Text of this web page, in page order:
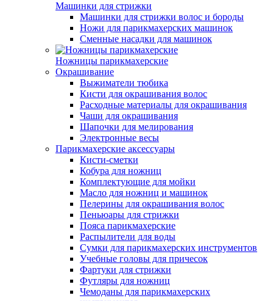
Машинки для стрижки
Машинки для стрижки волос и бороды
Ножи для парикмахерских машинок
Сменные насадки для машинок
Ножницы парикмахерские
Окрашивание
Выжиматели тюбика
Кисти для окрашивания волос
Расходные материалы для окрашивания
Чаши для окрашивания
Шапочки для мелирования
Электронные весы
Парикмахерские аксессуары
Кисти-сметки
Кобура для ножниц
Комплектующие для мойки
Масло для ножниц и машинок
Пелерины для окрашивания волос
Пеньюары для стрижки
Пояса парикмахерские
Распылители для воды
Сумки для парикмахерских инструментов
Учебные головы для причесок
Фартуки для стрижки
Футляры для ножниц
Чемоданы для парикмахерских